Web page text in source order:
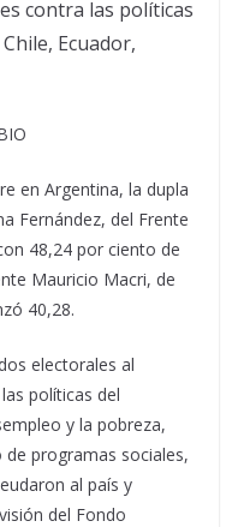
contra las políticas
Ecuador,
en Argentina, la dupla
Fernández, del Frente
48,24 por ciento de
Mauricio Macri, de
40,28.
electorales al
políticas del
y la pobreza,
programas sociales,
al país y
del Fondo